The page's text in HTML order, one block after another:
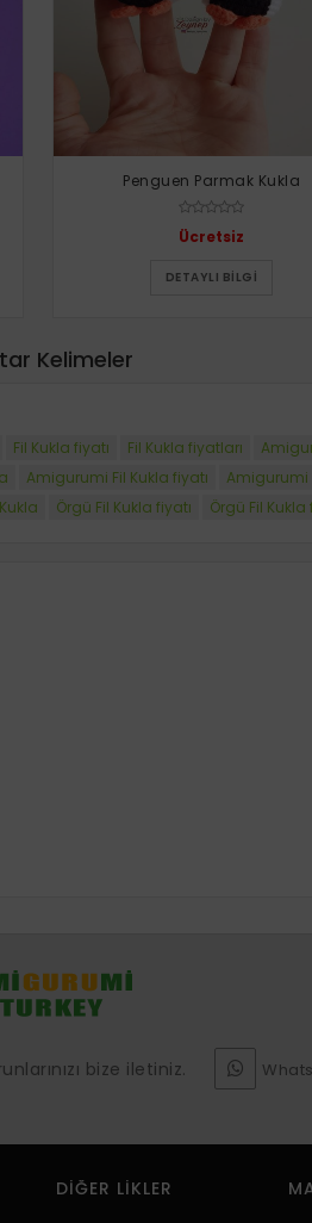
Penguen Parmak Kukla
Ücretsiz
DETAYLI BILGI
Kelimeler
Fil Kukla fiyatı Fil Kukla fiyatları
Amigurumi Fil Kukla fiyatı Amigurumi
Örgü Fil Kukla fiyatı Örgü Fil Kukla
bize iletiniz.
DIĞER LIKLER